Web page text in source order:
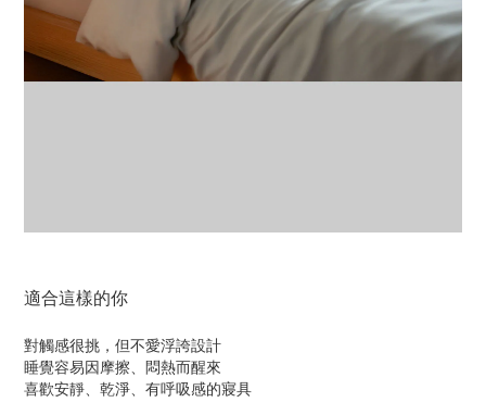
適合這樣的你
對觸感很挑，但不愛浮誇設計
睡覺容易因摩擦、悶熱而醒來
喜歡安靜、乾淨、有呼吸感的寢具